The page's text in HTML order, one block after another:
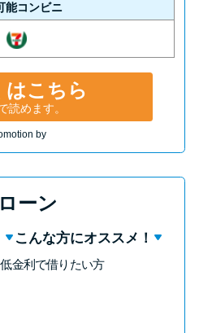
能コンビニ
はこちら
読めます。
by
ーン
こんな方にオススメ！
低金利で借りたい方